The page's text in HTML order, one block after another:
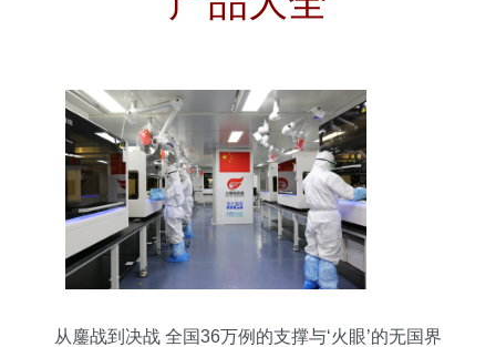
从鏖战到决战 全国36万例的支撑与‘火眼’的无国界